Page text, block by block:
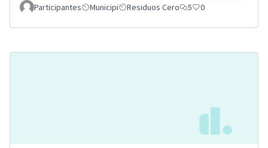
Participantes
Municipi Residuos Cero 5 0